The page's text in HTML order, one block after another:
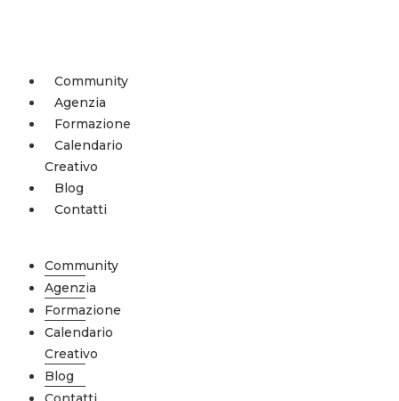
Community
Agenzia
Formazione
Calendario
Creativo
Blog
Contatti
Community
Agenzia
Formazione
Calendario
Creativo
Blog